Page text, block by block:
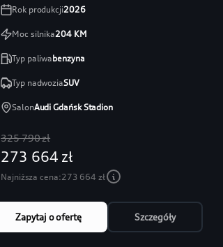
Rok produkcji2026
Moc silnika204KM
Typ paliwabenzyna
Typ nadwoziaSUV
SalonAudi Gdańsk Stadion
325 790 zł
273 664 zł
Najniższa cena:273 664 zł
Zapytaj o ofertę Szczegóły